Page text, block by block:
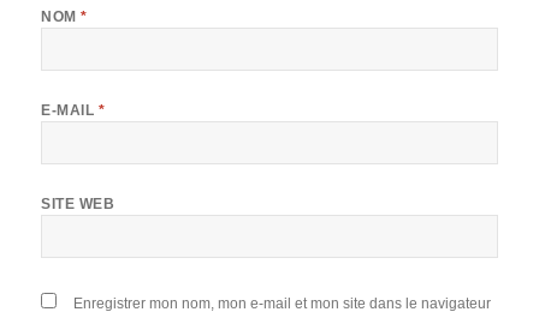
NOM*
E-MAIL *
SITE WEB
Enregistrer mon nom, mon e-mail et mon site dans le navigateur